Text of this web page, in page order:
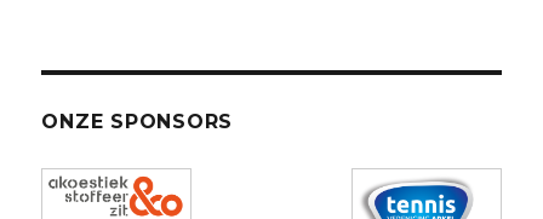
ONZE SPONSORS